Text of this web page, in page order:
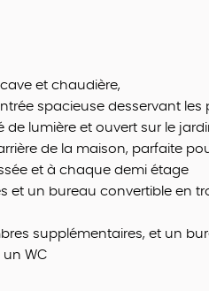
et chaudière,
spacieuse desservant
lumière et ouvert sur le
de la maison, parfaite
et à chaque demi étage
et un bureau convertible en
supplémentaires, et un
un WC